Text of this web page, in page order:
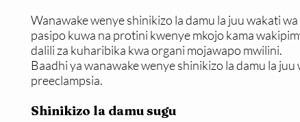
Wanawake wenye shinikizo la damu la juu wakati
pasipo kuwa na protini kwenye mkojo kama
dalili za kuharibika kwa organi mojawapo mwilini.
Baadhi ya wanawake wenye shinikizo la damu la
preeclampsia.
Shinikizo la damu sugu